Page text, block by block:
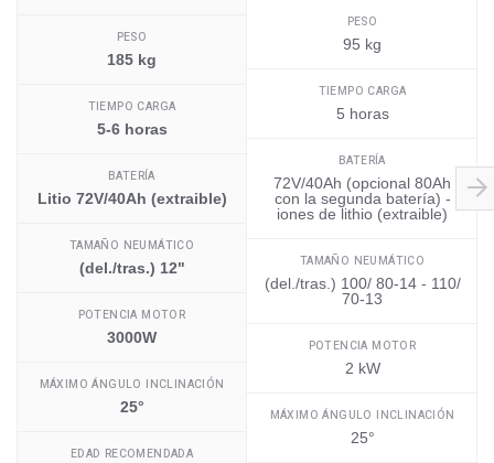
PESO
185 kg
TIEMPO CARGA
5-6 horas
BATERÍA
Litio 72V/40Ah (extraible)
TAMAÑO NEUMÁTICO
(del./tras.) 12"
POTENCIA MOTOR
3000W
MÁXIMO ÁNGULO INCLINACIÓN
25°
EDAD RECOMENDADA
PESO
95 kg
TIEMPO CARGA
5 horas
BATERÍA
72V/40Ah (opcional 80Ah
con la segunda batería) -
iones de lithio (extraible)
TAMAÑO NEUMÁTICO
(del./tras.) 100/ 80-14 - 110/
70-13
POTENCIA MOTOR
2 kW
MÁXIMO ÁNGULO INCLINACIÓN
25°